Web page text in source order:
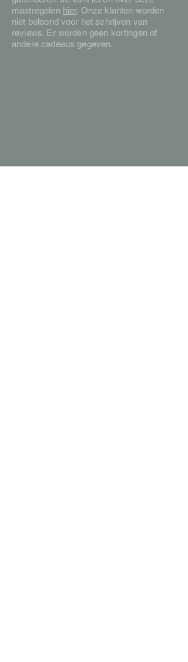
maatregelen hier. Onze klanten worden
niet beloond voor het schrijven van
reviews. Er worden geen kortingen of
andere cadeaus gegeven.